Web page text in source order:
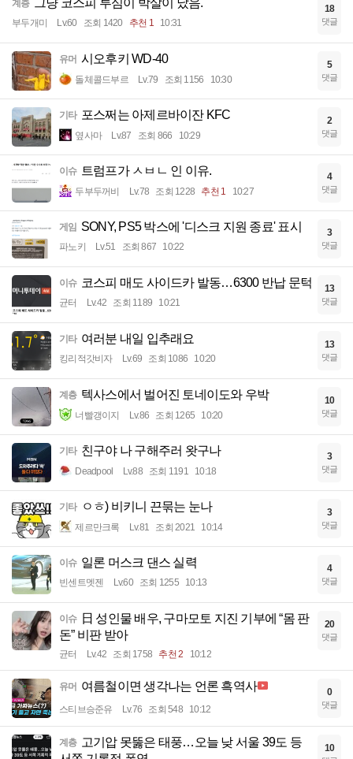
계층 그냥 코스피 투심이 박살이 났음.
부두개미 Lv.60 조회 1420 추천 1 10:31
18
댓글
유머 시오후키 WD-40
돌체콜드부르 Lv.79 조회 1156 10:30
5
댓글
기타 포스쩌는 아제르바이잔 KFC
옆사마 Lv.87 조회 866 10:29
2
댓글
이슈 트럼프가 ㅅㅂㄴ 인 이유.
두부두꺼비 Lv.78 조회 1228 추천 1 10:27
4
댓글
게임 SONY, PS5 박스에 '디스크 지원 종료' 표시
파노키 Lv.51 조회 867 10:22
3
댓글
이슈 코스피 매도 사이드카 발동…6300 반납 문턱
균터 Lv.42 조회 1189 10:21
13
댓글
기타 여러분 내일 입추래요
킹리적갓비자 Lv.69 조회 1086 10:20
13
댓글
계층 텍사스에서 벌어진 토네이도와 우박
너빨갱이지 Lv.86 조회 1265 10:20
10
댓글
기타 친구야 나 구해주러 왓구나
Deadpool Lv.88 조회 1191 10:18
3
댓글
기타 ㅇㅎ) 비키니 끈묶는 눈나
제르만크록 Lv.81 조회 2021 10:14
3
댓글
이슈 일론 머스크 댄스 실력
빈센트멧젠 Lv.60 조회 1255 10:13
4
댓글
이슈
日 성인물 배우, 구마모토 지진 기부에 “몸 판
돈” 비판 받아
균터 Lv.42 조회 1758 추천 2 10:12
20
댓글
유머 여름철이면 생각나는 언론 흑역사
스티브승준유 Lv.76 조회 548 10:12
0
댓글
계층 고기압 못뚫은 태풍…오늘 낮 서울 39도 등
10